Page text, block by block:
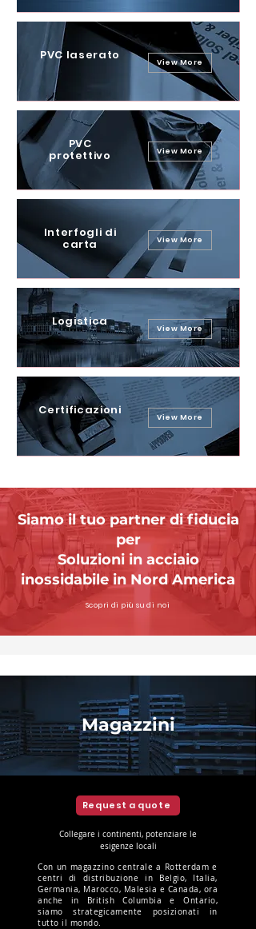
PVC laserato View More
PVC
protettivo View More
Interfogli di
carta View More
Logistica View More
Certificazioni View More
Siamo il tuo partner di fiducia
per
Soluzioni in acciaio
inossidabile in Nord America
Scopri di più su di noi
Magazzini
Request a quote
Collegare i continenti, potenziare le
esigenze locali
Con un magazzino centrale a Rotterdam e
centri di distribuzione in Belgio, Italia,
Germania, Marocco, Malesia e Canada, ora
anche in British Columbia e Ontario,
siamo strategicamente posizionati in
tutto il mondo.